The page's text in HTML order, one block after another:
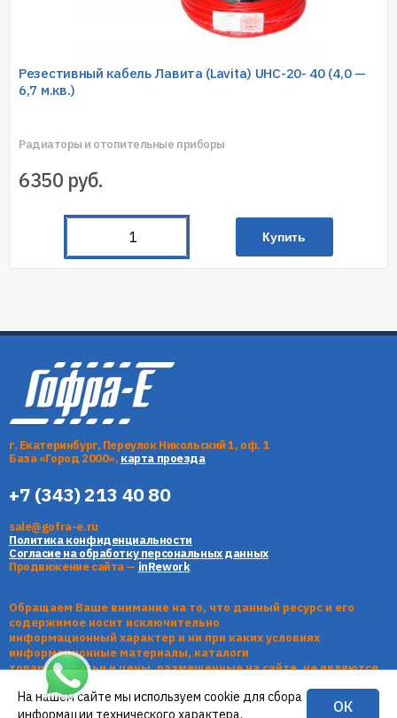
Резестивный кабель Лавита (Lavita) UHC-20- 40 (4,0 —
6,7 м.кв.)
Радиаторы и отопительные приборы
6350 руб.
Купить
г. Екатеринбург, Переулок Никольский 1, оф. 1
База «Город 2000», карта проезда
+7 (343) 213 40 80
sale@gofra-e.ru
Политика конфиденциальности
Согласие на обработку персональных данных
Продвижение сайта — inRework
Обращаем Ваше внимание на то, что данный ресурс и его
содержимое носит исключительно
информационный характер и ни при каких условиях
информационные материалы, каталоги
товаров, статьи и цены, размещенные на сайте, не являются
публичной офертой, определяемой
положениями Статьи 437 Гражданского кодекса РФ.
На нашем сайте мы используем cookie для сбора
информации технического характера.
ОК